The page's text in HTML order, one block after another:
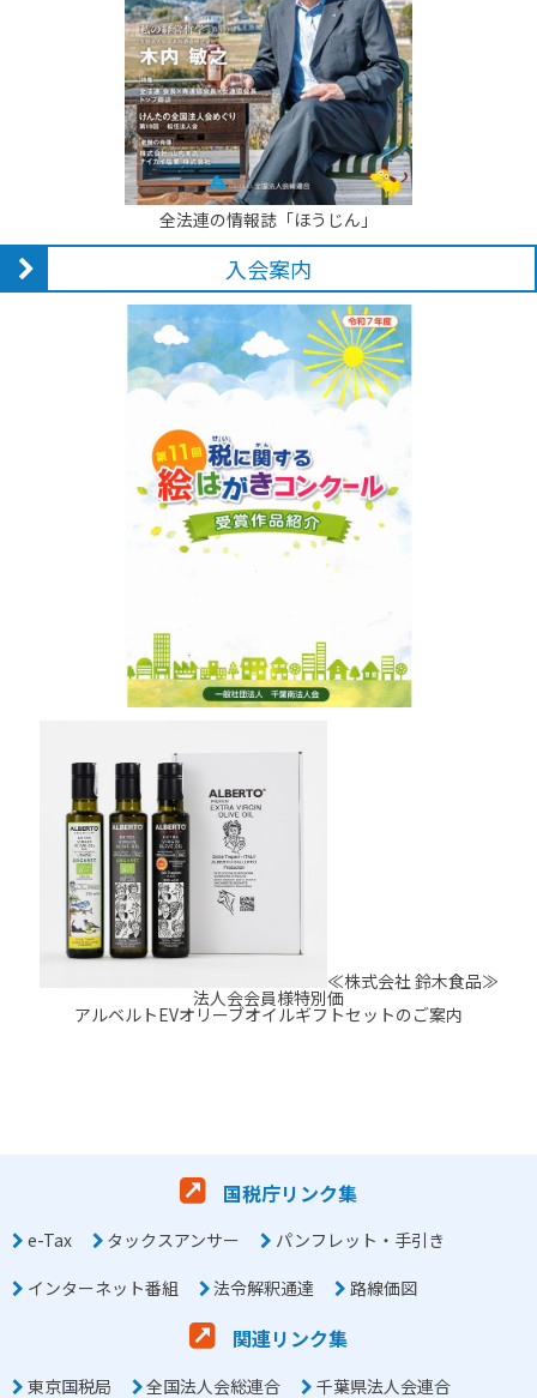
全法連の情報誌「ほうじん」
入会案内
≪株式会社 鈴木食品≫
法人会会員様特別価
アルベルトEVオリーブオイルギフトセットのご案内
国税庁リンク集
e-Tax タックスアンサー
パンフレット・手引き
インターネット番組
法令解釈通達 路線価図
関連リンク集
東京国税局 全国法人会総連合 千葉県法人会連合